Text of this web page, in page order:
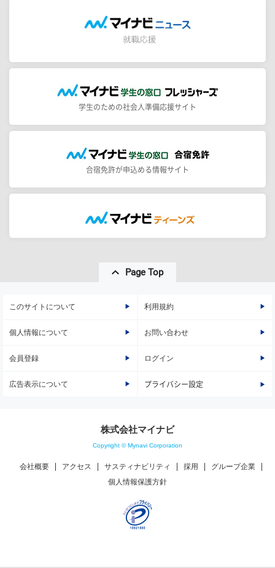
学生のための社会人準備応援サイト
合宿免許が申込める情報サイト
Page Top
このサイトについて 利用規約
個人情報について お問い合わせ
会員登録 ログイン
広告表示について プライバシー設定
株式会社マイナビ
Copyright © Mynavi Corporation
会社概要 アクセス サスティナビリティ 採用
グループ企業
個人情報保護方針